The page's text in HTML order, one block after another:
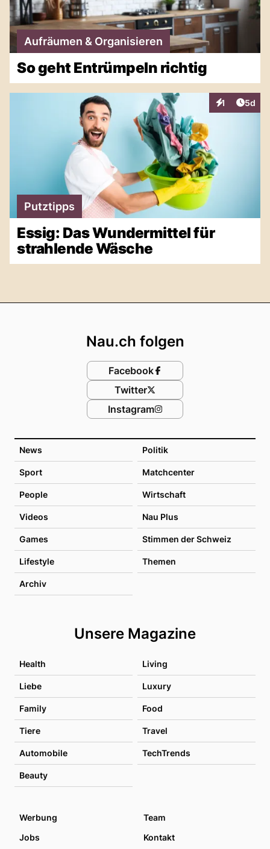
Aufräumen & Organisieren
So geht Entrümpeln richtig
1
Interaktionen
5d
Putztipps
Essig: Das Wundermittel für
strahlende Wäsche
News Politik
Sport Matchcenter
People Wirtschaft
Videos Nau Plus
Games Stimmen der Schweiz
Lifestyle Themen
Archiv
Unsere Magazine
Health Living
Liebe Luxury
Family Food
Tiere Travel
Automobile TechTrends
Beauty
Nau.ch folgen
Facebook
Twitter
Instagram
Werbung
Team
Jobs
Kontakt